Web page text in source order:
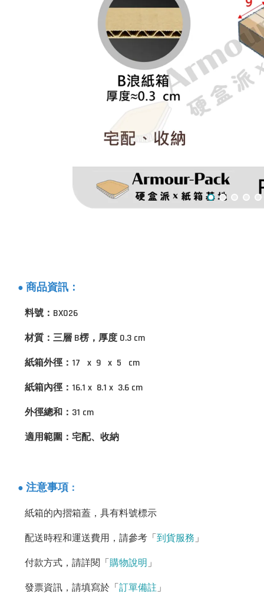
● 商品資訊：
料號：BX026
材質：三層 B楞，厚度 0.3 cm
紙箱外徑：17 x 9 x 5 cm
紙箱內徑：16.1 x 8.1 x 3.6 cm
外徑總和：31 cm
適用範圍：宅配、收納
● 注意事項 ：
紙箱的內摺箱蓋，具有料號標示
配送時程和運送費用，請參考「 到貨服務 」
付款方式，請詳閱「 購物說明 」
發票資訊，請填寫於「 訂單備註 」